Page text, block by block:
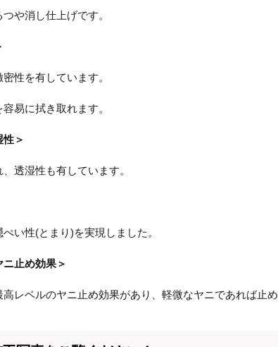
や消し仕上げです。
性を有しています。
易に拭き取れます。
性＞
透湿性も有しています。
い性(とまり)を実現しました。
ニ止め効果＞
レベルのヤニ止め効果があり、軽微なヤニであれば止め